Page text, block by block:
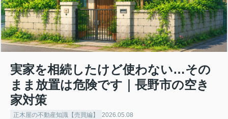
実家を相続したけど使わない…その
まま放置は危険です｜長野市の空き
家対策
正木屋の不動産知識【売買編】 2026.05.08